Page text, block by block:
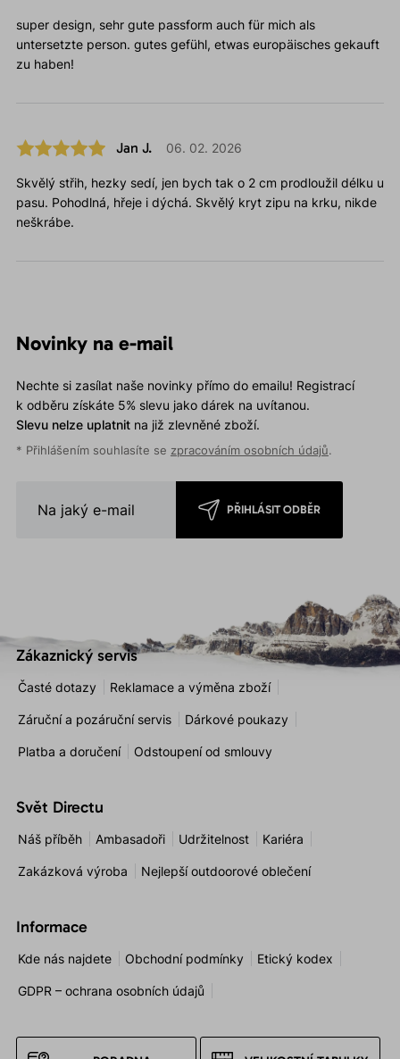
super design, sehr gute passform auch für mich als
untersetzte person. gutes gefühl, etwas europäisches gekauft
zu haben!
Jan J. 06. 02. 2026
Skvělý střih, hezky sedí, jen bych tak o 2 cm prodloužil délku u
pasu. Pohodlná, hřeje i dýchá. Skvělý kryt zipu na krku, nikde
neškrábe.
Novinky na e-mail
Nechte si zasílat naše novinky přímo do emailu! Registrací
k odběru získáte 5% slevu jako dárek na uvítanou.
Slevu nelze uplatnitna již zlevněné zboží.
* Přihlášením souhlasíte se zpracováním osobních údajů.
PŘIHLÁSIT ODBĚR
Zákaznický servis
Časté dotazy Reklamace a výměna zboží
Záruční a pozáruční servis Dárkové poukazy
Platba a doručení Odstoupení od smlouvy
Svět Directu
Náš příběh Ambasadoři Udržitelnost Kariéra
Zakázková výroba Nejlepší outdoorové oblečení
Informace
Kde nás najdete Obchodní podmínky Etický kodex
GDPR – ochrana osobních údajů